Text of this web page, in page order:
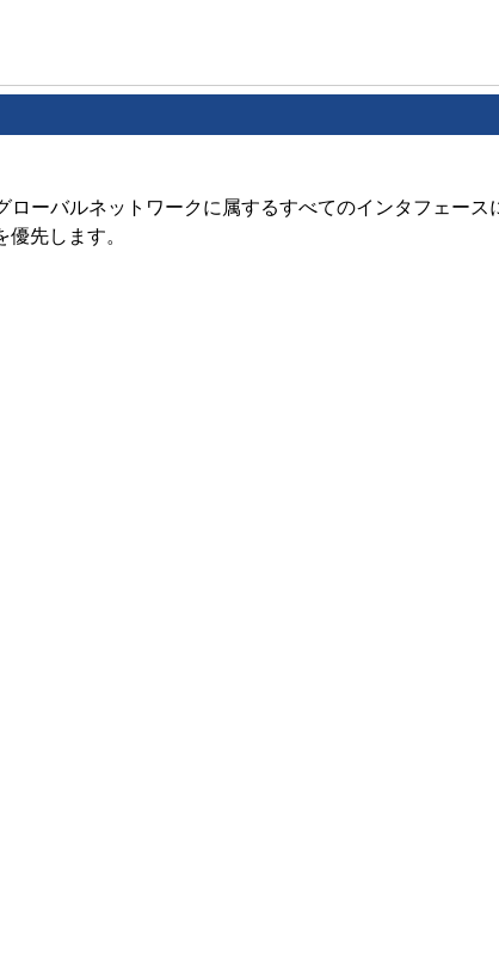
ーバルネットワークに属するすべてのインタフェー
先します。